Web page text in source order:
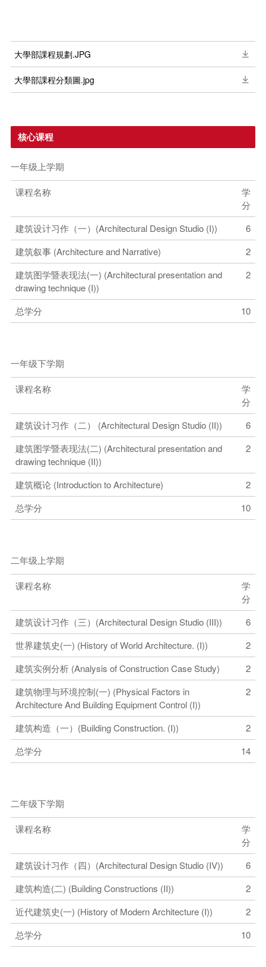
大學部課程規劃.JPG
大學部課程分類圖.jpg
核心课程
一年级上学期
课程名称
学
分
建筑设计习作（一）(Architectural Design Studio (I))
6
建筑叙事 (Architecture and Narrative)
2
建筑图学暨表现法(一) (Architectural presentation and
drawing technique (I))
2
总学分 10
一年级下学期
课程名称
学
分
建筑设计习作（二） (Architectural Design Studio (II))
6
建筑图学暨表现法(二) (Architectural presentation and
drawing technique (II))
2
建筑概论 (Introduction to Architecture)
2
总学分
10
二年级上学期
课程名称
学
分
建筑设计习作（三）(Architectural Design Studio (III))
6
世界建筑史(一) (History of World Architecture. (I))
2
建筑实例分析 (Analysis of Construction Case Study)
2
建筑物理与环境控制(一) (Physical Factors in
Architecture And Building Equipment Control (I))
2
建筑构造（一）(Building Construction. (I))
2
总学分
14
二年级下学期
课程名称
学
分
建筑设计习作（四）(Architectural Design Studio (IV))
6
建筑构造(二) (Building Constructions (II))
2
近代建筑史(一) (History of Modern Architecture (I))
2
总学分
10